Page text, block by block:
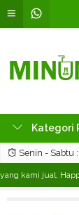
Kategori
Senin - Sabtu
kami jual, Happy